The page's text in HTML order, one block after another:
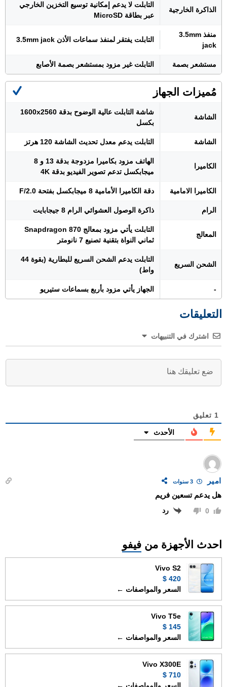
الذاكرة الخارجية
التابلت لا يدعم إمكانية توسيع التخزين الخارجي
عبر بطاقة MicroSD
منفذ 3.5mm
jack
التابلت يفتقر لمنفذ سماعات الأذن 3.5mm jack
مستشعر بصمة التابلت غير مزود بمستشعر بصمة الأصابع
مُميزات الجهاز
الشاشة
شاشة التابلت عالية الوضوح بدقة 1600x2560
بكسل
الشاشة التابلت يدعم معدل تحديث الشاشة 120 هرتز
الكاميرا
الهاتف مزود بكاميرا مزدوجة بدقة 13 و 8
ميجابكسل تدعم تصوير الفيديو بدقة 4K
الكاميرا الامامية دقة الكاميرا الأمامية 8 ميجابكسل بفتحة F/2.0
الرام ذاكرة الوصول العشوائي الرام 8 جيجابايت
المعالج
التابلت يأتي مزود بمعالج Snapdragon 870
ثماني النواة بتقنية تصنيع 7 نانومتر
الشحن السريع
التابلت يدعم الشحن السريع للبطارية (بقوة 44
واط)
- الجهاز يأتي مزود بأربع بسماعات ستيريو
التعليقات
اشترك في التنبيهات
1 تعليق
الأحدث
امير
هل يدعم تسعين فريم
0 رد
احدث الأجهزة من فيفو
Vivo S2
420 $
السعر والمواصفات ←
Vivo T5e
145 $
السعر والمواصفات ←
Vivo X300E
710 $